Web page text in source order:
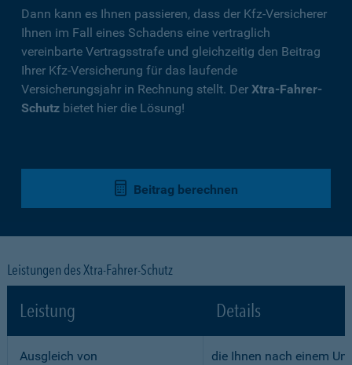
Dann kann es Ihnen passieren, dass der Kfz-Versicherer
Ihnen im Fall eines Schadens eine vertraglich
vereinbarte Vertragsstrafe und gleichzeitig den Beitrag
Ihrer Kfz-Versicherung für das laufende
Versicherungsjahr in Rechnung stellt. Der Xtra-Fahrer-
Schutz bietet hier die Lösung!
Beitrag berechnen
Leistungen des Xtra-Fahrer-Schutz
Leistung Details
Ausgleich von
die Ihnen nach einem